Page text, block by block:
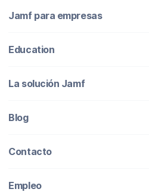
Jamf para empresas
Education
La solución Jamf
Blog
Contacto
Empleo